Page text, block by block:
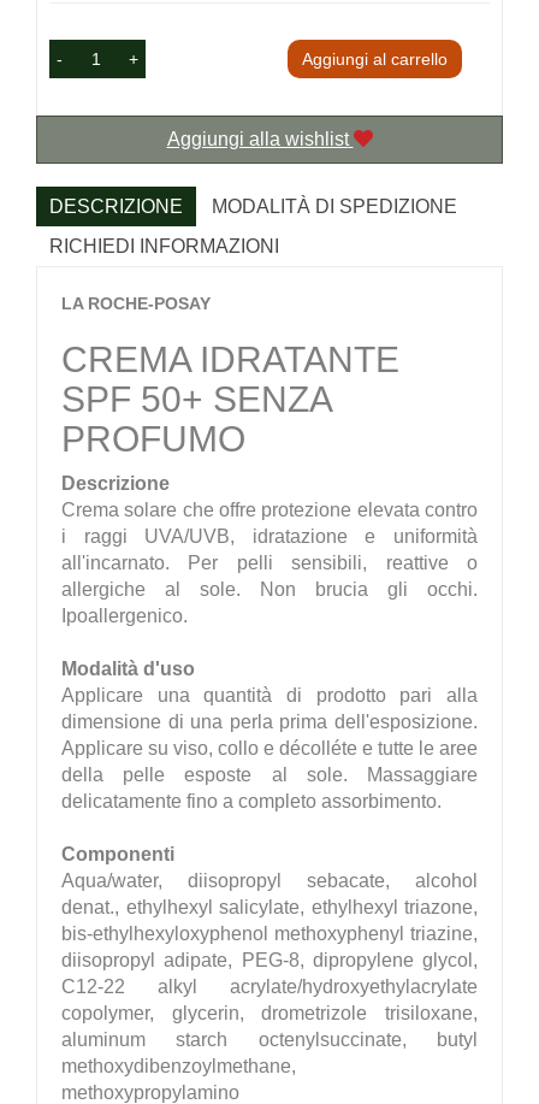
- + Aggiungi al carrello
Aggiungi alla wishlist
DESCRIZIONE
MODALITÀ DI SPEDIZIONE
RICHIEDI INFORMAZIONI
LA ROCHE-POSAY
CREMA IDRATANTE
SPF 50+ SENZA
PROFUMO
Descrizione
Crema solare che offre protezione elevata contro
i raggi UVA/UVB, idratazione e uniformità
all'incarnato. Per pelli sensibili, reattive o
allergiche al sole. Non brucia gli occhi.
Ipoallergenico.
Modalità d'uso
Applicare una quantità di prodotto pari alla
dimensione di una perla prima dell'esposizione.
Applicare su viso, collo e décolléte e tutte le aree
della pelle esposte al sole. Massaggiare
delicatamente fino a completo assorbimento.
Componenti
Aqua/water, diisopropyl sebacate, alcohol
denat., ethylhexyl salicylate, ethylhexyl triazone,
bis-ethylhexyloxyphenol methoxyphenyl triazine,
diisopropyl adipate, PEG-8, dipropylene glycol,
C12-22 alkyl acrylate/hydroxyethylacrylate
copolymer, glycerin, drometrizole trisiloxane,
aluminum starch octenylsuccinate, butyl
methoxydibenzoylmethane,
methoxypropylamino